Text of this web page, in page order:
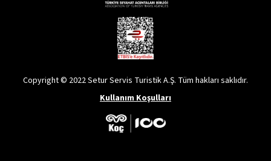
Copyright © 2022 Setur Servis Turistik A.Ş. Tüm hakları saklıdır.
Kullanım Koşulları